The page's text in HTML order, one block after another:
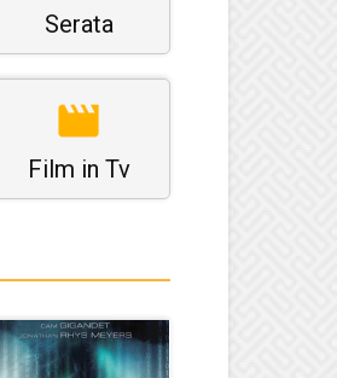
Serata
Film in Tv